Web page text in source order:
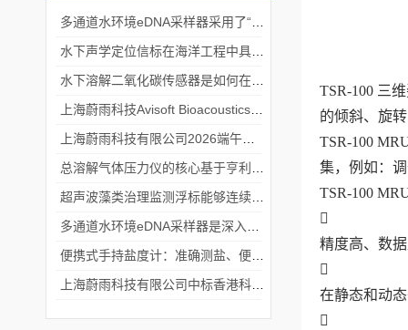
TSR-100 三
的倾斜、旋
TSR-100
集，例如：
TSR-100

精度高、数

在静态和动
